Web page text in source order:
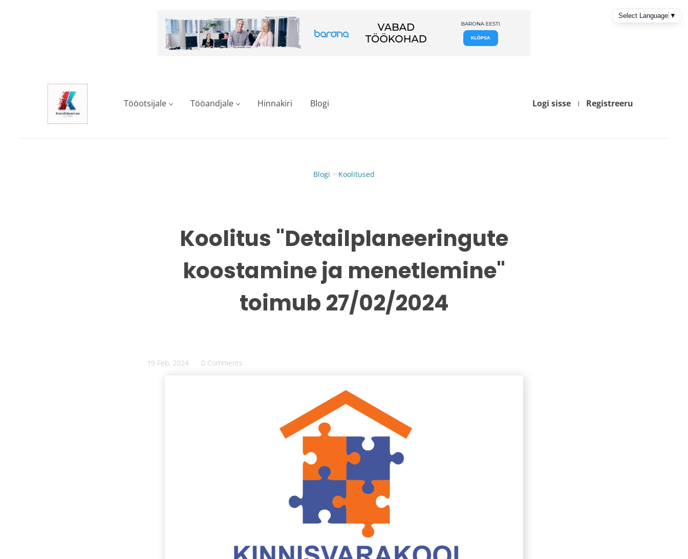
Logi sisse Registreeru
Tööotsijale Tööandjale Hinnakiri Blogi
Blogi > Koolitused
Koolitus "Detailplaneeringute
koostamine ja menetlemine"
toimub 27/02/2024
19 Feb, 2024 0 Comments